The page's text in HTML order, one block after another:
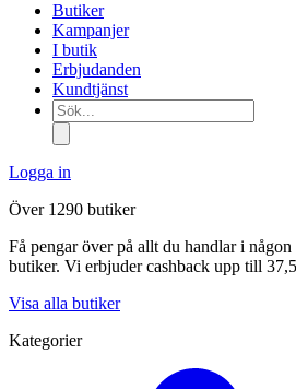
Butiker
Kampanjer
I butik
Erbjudanden
Kundtjänst
Sök...
Logga in
Över 1290 butiker
Få pengar över på allt du handlar i
butiker. Vi erbjuder cashback upp till
Visa alla butiker
Kategorier